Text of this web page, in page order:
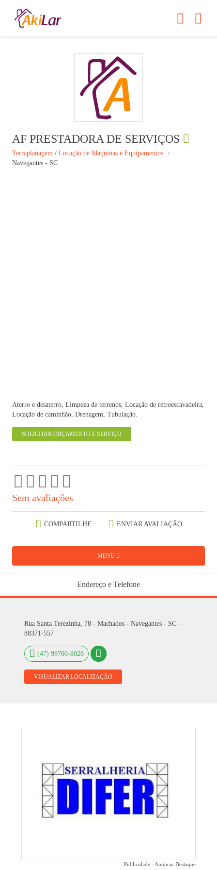
AF PRESTADORA DE SERVIÇOS
Terraplanagem / Locação de Máquinas e Equipamentos
Navegantes - SC
Aterro e desaterro, Limpeza de terrenos, Locação de retroescavadeira,
Locação de caminhão, Drenagem, Tubulação.
SOLICITAR ORÇAMENTO E SERVIÇO
Sem avaliações
COMPARTILHE ENVIAR AVALIAÇÃO
MENU
Endereço e Telefone
Rua Santa Terezinha, 78 - Machados - Navegantes - SC -
88371-557
(47) 99700-8028
VISUALIZAR LOCALIZAÇÃO
Publicidade - Anúncio Destaque